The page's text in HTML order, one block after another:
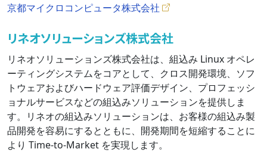
京都マイクロコンピュータ株式会社
リネオソリューションズ株式会社
リネオソリューションズ株式会社は、組込み Linux オペレ
ーティングシステムをコアとして、クロス開発環境、ソフ
トウェアおよびハードウェア評価デザイン、プロフェッシ
ョナルサービスなどの組込みソリューションを提供しま
す。リネオの組込みソリューションは、お客様の組込み製
品開発を容易にするとともに、開発期間を短縮することに
より Time-to-Market を実現します。